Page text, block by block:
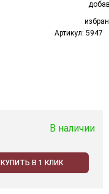
Артикул: 5947
В наличии
КУПИТЬ В 1 КЛИК